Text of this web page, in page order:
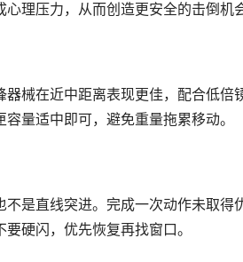
理压力，从而创造更安全的击倒机会
械在近中距离表现更佳，配合低倍
量适中即可，避免重量拖累移动。
是直线突进。完成一次动作未取得
硬闪，优先恢复再找窗口。